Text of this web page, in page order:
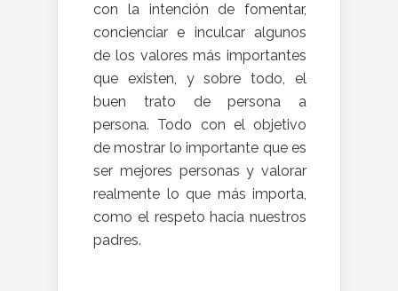
con la intención de fomentar,
concienciar e inculcar algunos
de los valores más importantes
que existen, y sobre todo, el
buen trato de persona a
persona. Todo con el objetivo
de mostrar lo importante que es
ser mejores personas y valorar
realmente lo que más importa,
como el respeto hacia nuestros
padres.